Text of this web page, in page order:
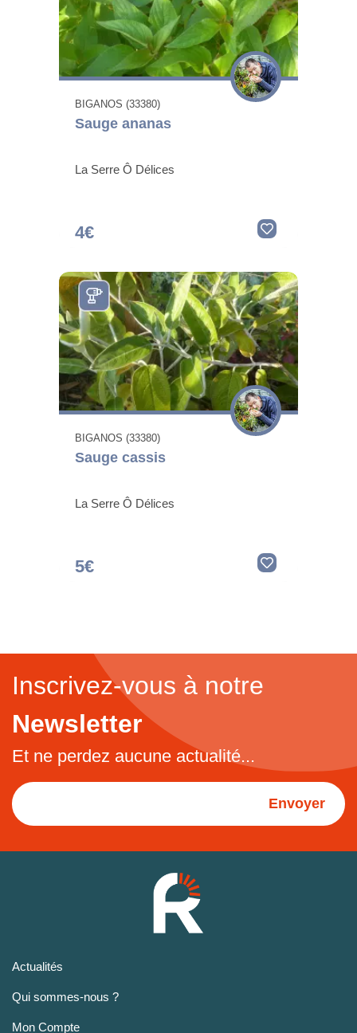
BIGANOS (33380)
Sauge ananas
La Serre Ô Délices
4€
BIGANOS (33380)
Sauge cassis
La Serre Ô Délices
5€
Inscrivez-vous à notre
Newsletter
Et ne perdez aucune actualité...
Envoyer
Actualités
Qui sommes-nous ?
Mon Compte